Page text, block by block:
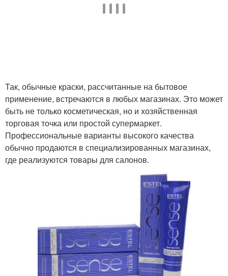
Так, обычные краски, рассчитанные на бытовое
применение, встречаются в любых магазинах. Это может
быть не только косметическая, но и хозяйственная
торговая точка или простой супермаркет.
Профессиональные варианты высокого качества
обычно продаются в специализированных магазинах,
где реализуются товары для салонов.